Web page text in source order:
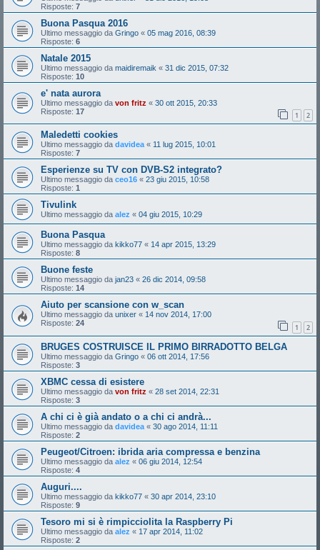
Risposte: 7
Buona Pasqua 2016
Ultimo messaggio da Gringo « 05 mag 2016, 08:39
Risposte: 6
Natale 2015
Ultimo messaggio da maidiremaik « 31 dic 2015, 07:32
Risposte: 10
e' nata aurora
Ultimo messaggio da von fritz « 30 ott 2015, 20:33
Risposte: 17 1 2
Maledetti cookies
Ultimo messaggio da davidea « 11 lug 2015, 10:01
Risposte: 7
Esperienze su TV con DVB-S2 integrato?
Ultimo messaggio da ceo16 « 23 giu 2015, 10:58
Risposte: 1
Tivulink
Ultimo messaggio da alez « 04 giu 2015, 10:29
Buona Pasqua
Ultimo messaggio da kikko77 « 14 apr 2015, 13:29
Risposte: 8
Buone feste
Ultimo messaggio da jan23 « 26 dic 2014, 09:58
Risposte: 14
Aiuto per scansione con w_scan
Ultimo messaggio da unixer « 14 nov 2014, 17:00
Risposte: 24 1 2
BRUGES COSTRUISCE IL PRIMO BIRRADOTTO BELGA
Ultimo messaggio da Gringo « 06 ott 2014, 17:56
Risposte: 3
XBMC cessa di esistere
Ultimo messaggio da von fritz « 28 set 2014, 22:31
Risposte: 3
A chi ci è già andato o a chi ci andrà...
Ultimo messaggio da davidea « 30 ago 2014, 11:11
Risposte: 2
Peugeot/Citroen: ibrida aria compressa e benzina
Ultimo messaggio da alez « 06 giu 2014, 12:54
Risposte: 4
Auguri....
Ultimo messaggio da kikko77 « 30 apr 2014, 23:10
Risposte: 9
Tesoro mi si è rimpicciolita la Raspberry Pi
Ultimo messaggio da alez « 17 apr 2014, 11:02
Risposte: 2